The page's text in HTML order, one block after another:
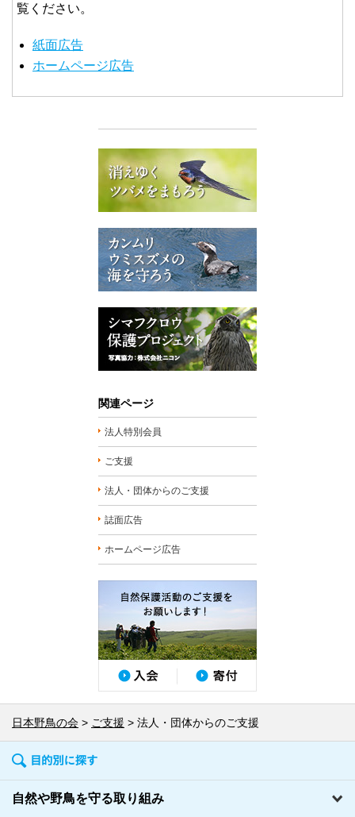
覧ください。
紙面広告
ホームページ広告
関連ページ
法人特別会員
ご支援
法人・団体からのご支援
誌面広告
ホームページ広告
日本野鳥の会 ご支援 法人・団体からのご支援
自然や野鳥を守る取り組み